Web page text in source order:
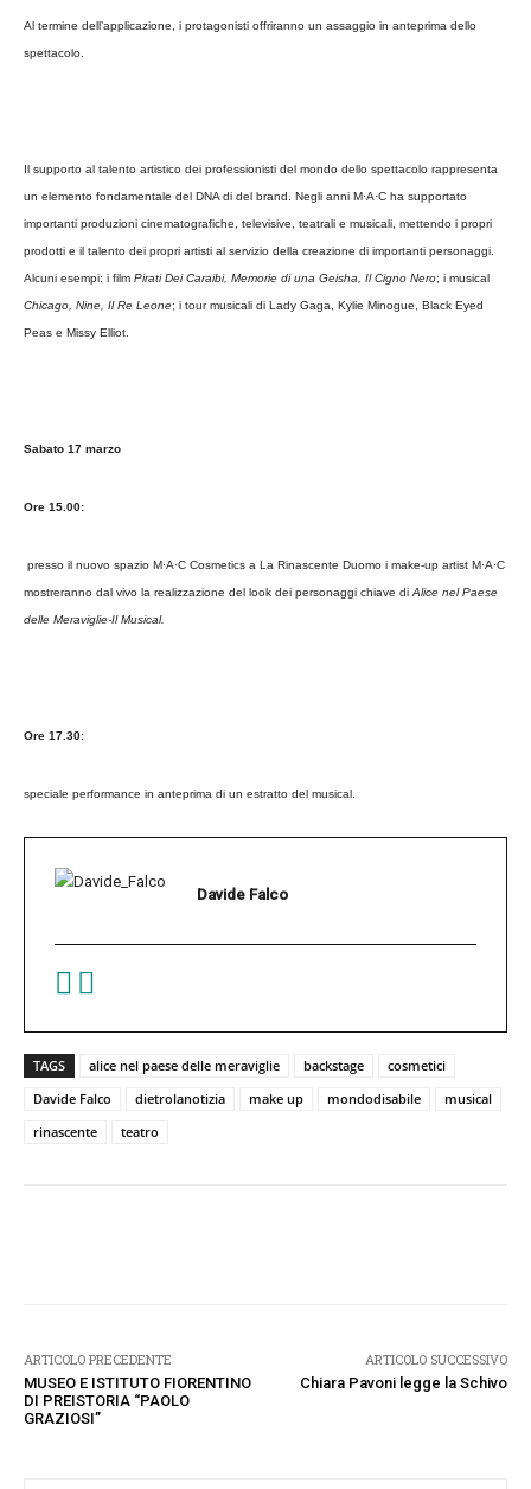
Al termine dell’applicazione, i protagonisti offriranno un assaggio in anteprima dello
spettacolo.
Il supporto al talento artistico dei professionisti del mondo dello spettacolo rappresenta
un elemento fondamentale del DNA di del brand. Negli anni M·A·C ha supportato
importanti produzioni cinematografiche, televisive, teatrali e musicali, mettendo i propri
prodotti e il talento dei propri artisti al servizio della creazione di importanti personaggi.
Alcuni esempi: i film Pirati Dei Caraibi, Memorie di una Geisha, Il Cigno Nero; i musical
Chicago, Nine, Il Re Leone; i tour musicali di Lady Gaga, Kylie Minogue, Black Eyed
Peas e Missy Elliot.
Sabato 17 marzo
Ore 15.00:
presso il nuovo spazio M·A·C Cosmetics a La Rinascente Duomo i make-up artist M·A·C
mostreranno dal vivo la realizzazione del look dei personaggi chiave di Alice nel Paese
delle Meraviglie-Il Musical.
Ore 17.30:
speciale performance in anteprima di un estratto del musical.
Davide Falco
TAGS alice nel paese delle meraviglie backstage
cosmetici
Davide Falco
dietrolanotizia make up mondodisabile
musical
rinascente
teatro
ARTICOLO PRECEDENTE
MUSEO E ISTITUTO FIORENTINO
DI PREISTORIA “PAOLO
GRAZIOSI”
ARTICOLO SUCCESSIVO
Chiara Pavoni legge la Schivo